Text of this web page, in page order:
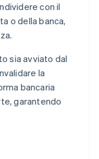
con il
o della banca,
sia avviato dal
la
bancaria
garantendo